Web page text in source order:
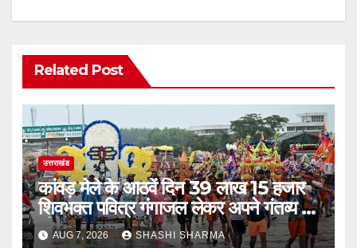
Related Post
उत्तराखंड
कांवड़ मेले के आठवें दिन 39 लाख 15 हजार
शिवभक्त पवित्र गंगाजल लेकर अपने गंतव्य की
ओर हुए रवाना
AUG 7, 2026 SHASHI SHARMA